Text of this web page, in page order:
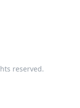
reserved.